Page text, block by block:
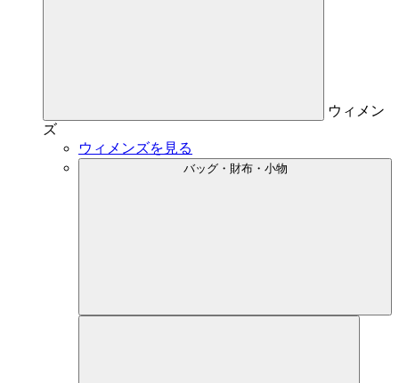
ウィメン
ズ
ウィメンズを見る
バッグ・財布・小物